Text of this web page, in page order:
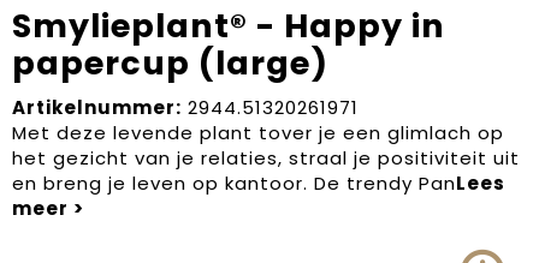
Sportkleding
Werkkleding
Kleding en textiel
Tassen
Brievenbuspakketten
Carnaval
Dag van de Zorg
Kerstartikelen
MijnEigenKadootje
Contact
Blogs
Smylieplant® - Happy in
papercup (large)
Artikelnummer: 2944.51320261971
Met deze levende plant tover je een glimlach op
het gezicht van je relaties, straal je positiviteit uit
en breng je leven op kantoor. De trendy Pan